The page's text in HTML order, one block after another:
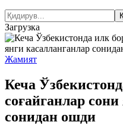
Загрузка
Жамият
Кеча
соғайганлар
сонидан ошди